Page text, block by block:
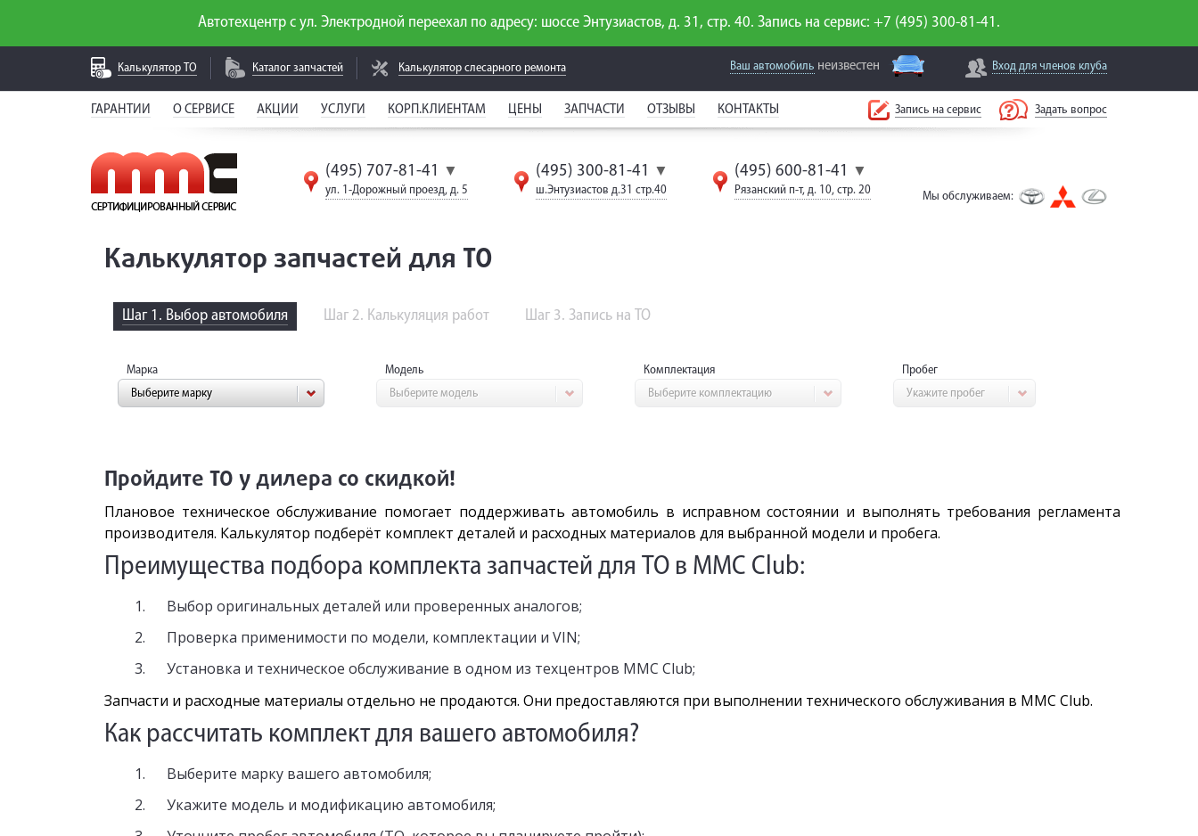
Автотехцентр с ул. Электродной переехал по адресу: шоссе Энтузиастов, д. 31, стр. 40. Запись на сервис: +7 (495) 300-81-41.
Калькулятор ТО Каталог запчастей Калькулятор слесарного ремонта Ваш автомобиль неизвестен Вход для членов клуба
ГАРАНТИИ О СЕРВИСЕ АКЦИИ УСЛУГИ КОРП.КЛИЕНТАМ ЦЕНЫ ЗАПЧАСТИ ОТЗЫВЫ КОНТАКТЫ Запись на сервис Задать вопрос
(495) 707-81-41 ▼
ул. 1-Дорожный проезд, д. 5
(495) 300-81-41 ▼
ш.Энтузиастов д.31 стр.40
(495) 600-81-41 ▼
Рязанский п-т, д. 10, стр. 20 Мы обслуживаем:
Калькулятор запчастей для ТО
Шаг 1. Выбор автомобиля Шаг 2. Калькуляция работ Шаг 3. Запись на ТО
Марка
Выберите марку
Модель
Выберите модель
Комплектация
Выберите комплектацию
Пробег
Укажите пробег
Пройдите ТО у дилера со скидкой!
Плановое техническое обслуживание помогает поддерживать автомобиль в исправном состоянии и выполнять требования регламента
производителя. Калькулятор подберёт комплект деталей и расходных материалов для выбранной модели и пробега.
Преимущества подбора комплекта запчастей для ТО в MMC Club:
Выбор оригинальных деталей или проверенных аналогов;
Проверка применимости по модели, комплектации и VIN;
Установка и техническое обслуживание в одном из техцентров MMC Club;
Запчасти и расходные материалы отдельно не продаются. Они предоставляются при выполнении технического обслуживания в MMC Club.
Как рассчитать комплект для вашего автомобиля?
Выберите марку вашего автомобиля;
Укажите модель и модификацию автомобиля;